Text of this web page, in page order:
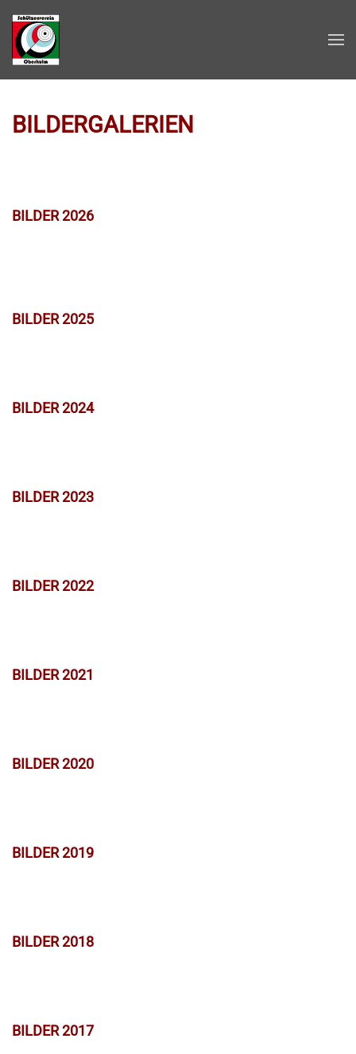
Zum Hauptinhalt springen
BILDERGALERIEN
BILDER 2026
BILDER 2025
BILDER 2024
BILDER 2023
BILDER 2022
BILDER 2021
BILDER 2020
BILDER 2019
BILDER 2018
BILDER 2017